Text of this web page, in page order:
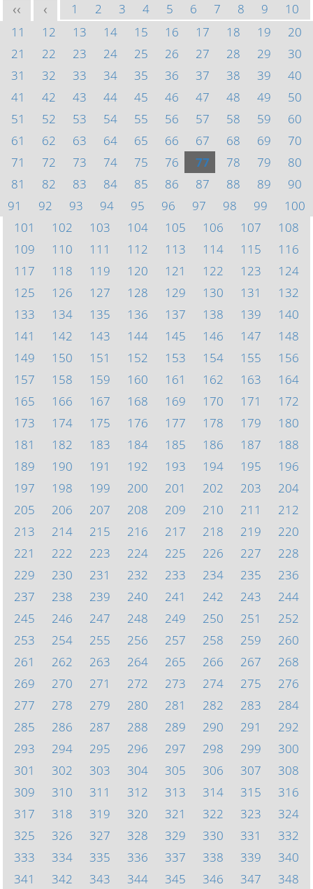
<< < 1 2 3 4 5 6 7 8 9
10
11
12 13 14 15 16 17 18 19
20
21
22 23 24 25 26 27 28 29
30
31
32 33 34 35 36 37 38 39
40
41
42 43 44 45 46 47 48 49
50
51
52 53 54 55 56 57 58 59
60
61
62 63 64 65 66 67 68 69
70
71
72 73 74 75 76 77 78 79
80
81
82 83 84 85 86 87 88 89
90
91
92 93 94 95 96 97 98 99
100
101
102 103 104 105 106 107
108
109
110 111 112 113 114 115
116
117
118 119 120 121 122 123
124
125
126 127 128 129 130 131
132
133
134 135 136 137 138 139
140
141
142 143 144 145 146 147
148
149
150 151 152 153 154 155
156
157
158 159 160 161 162 163
164
165
166 167 168 169 170 171
172
173
174 175 176 177 178 179
180
181
182 183 184 185 186 187
188
189
190 191 192 193 194 195
196
197
198 199 200 201 202 203
204
205
206 207 208 209 210 211
212
213
214 215 216 217 218 219
220
221
222 223 224 225 226 227
228
229
230 231 232 233 234 235
236
237
238 239 240 241 242 243
244
245
246 247 248 249 250 251
252
253
254 255 256 257 258 259
260
261
262 263 264 265 266 267
268
269
270 271 272 273 274 275
276
277
278 279 280 281 282 283
284
285
286 287 288 289 290 291
292
293
294 295 296 297 298 299
300
301
302 303 304 305 306 307
308
309
310 311 312 313 314 315
316
317
318 319 320 321 322 323
324
325
326 327 328 329 330 331
332
333
334 335 336 337 338 339
340
341
342 343 344 345 346 347 348